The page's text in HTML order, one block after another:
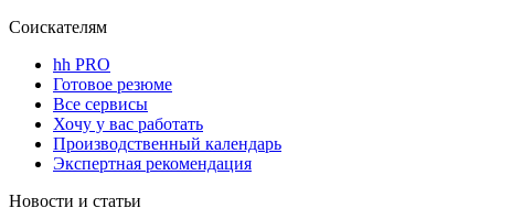
Соискателям
hh PRO
Готовое резюме
Все сервисы
Хочу у вас работать
Производственный календарь
Экспертная рекомендация
Новости и статьи